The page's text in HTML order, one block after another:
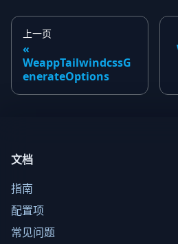
上一页
WeappTailwindcssG
enerateOptions
文档
指南
配置项
常见问题